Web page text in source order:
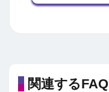
関連するFAQ